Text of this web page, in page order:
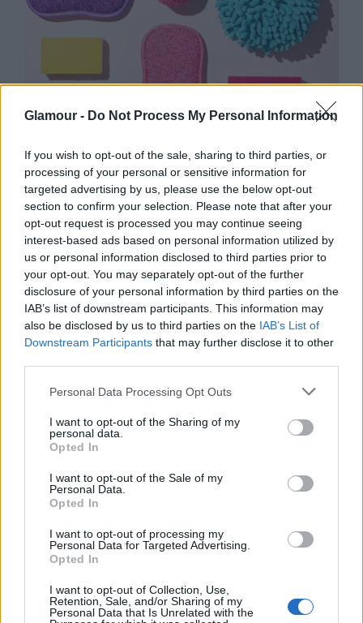
Glamour - Do Not Process My Personal Information
If you wish to opt-out of the sale, sharing to third parties, or
processing of your personal or sensitive information for
targeted advertising by us, please use the below opt-out
section to confirm your selection. Please note that after your
opt-out request is processed you may continue seeing
interest-based ads based on personal information utilized by
us or personal information disclosed to third parties prior to
your opt-out. You may separately opt-out of the further
disclosure of your personal information by third parties on the
IAB’s list of downstream participants. This information may
also be disclosed by us to third parties on the IAB’s List of
Downstream Participants that may further disclose it to other
Please note that this website/app uses one or more Google
not limited to your visit or usage behaviour. You may click to
grant or deny consent to Google and its third-party tags to
use your data for below specified purposes in below Google
consent section.
Personal Data Processing Opt Outs
I want to opt-out of the Sharing of my
personal data.
Opted In
I want to opt-out of the Sale of my
Personal Data.
Opted In
I want to opt-out of processing my
Personal Data for Targeted Advertising.
Opted In
I want to opt-out of Collection, Use,
Retention, Sale, and/or Sharing of my
Personal Data that Is Unrelated with the
A magyar
takarítónő, akinek százezres
megtekintései vannak a Youtube-